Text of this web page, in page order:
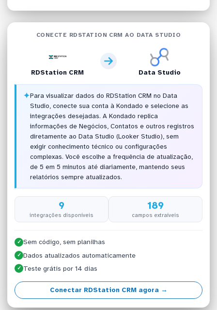
CONECTE RDSTATION CRM AO DATA STUDIO
RDStation CRM Data Studio
✦Para visualizar dados do RDStation CRM no Data
Studio, conecte sua conta à Kondado e selecione as
integrações desejadas. A Kondado replica
informações de Negócios, Contatos e outros registros
diretamente ao Data Studio (Looker Studio), sem
exigir conhecimento técnico ou configurações
complexas. Você escolhe a frequência de atualização,
de 5 em 5 minutos até diariamente, mantendo seus
relatórios sempre atualizados.
9
integrações disponíveis
189
campos extraíveis
✓ Sem código, sem planilhas
✓ Dados atualizados automaticamente
✓ Teste grátis por 14 dias
Conectar RDStation CRM agora →